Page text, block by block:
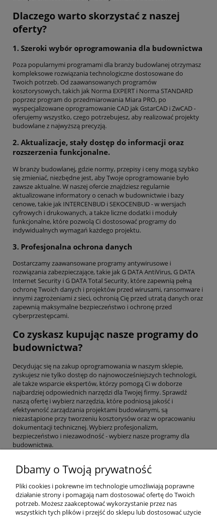
Dlaczego warto skorzystać z naszej
oferty?
1. Szeroki wybór oprogramowania dla budownictwa
Poza popularnymi programami dla branży budowlanej otrzymasz
kompleksowe rozwiązania technologiczne dostosowane do
Twoich potrzeb. Od zaawansowanych programów
kosztorysowych, takich jak Norma EXPERT i Norma STANDARD
poprzez program do przedmiarowania Miara PRO, po
wyspecjalizowane oprogramowanie CAD jak GstarCAD i ZwCAD -
oferujemy wszystko, czego potrzebujesz, aby realizować projekty
budowlane z najwyższą precyzją.
2. Aktualizacje, stały dostęp do informacji oraz
rozszerzenia funkcjonalne.
W branży budowlanej, gdzie normy, przepisy i ceny mogą szybko
się zmieniać, niezbędne jest, aby Twoje oprogramowanie było
zawsze aktualne. W naszej ofercie znajdziesz regularnie
aktualizowane informatory o cenach w budownictwie i bazy
cenowe, takie jak INTERCENBUD i SEKOCENBUD - w wersjach
cyfrowych i drukowanych, a także liczne dodatki i moduły
funkcjonalne, które pozwolą Ci dostosować programy do
indywidualnych wymagań każdego projektu.
3. Profesjonalna ochrona danych
Dostarczamy zaawansowane programy antywirusowe i
rozwiązania zabezpieczające, takie jak G DATA AntiVirus, G DATA
Internet Security i G DATA Total Security, które zapewnią pełną
ochronę Twoich danych i projektów przed wirusami, ransomware i
innymi zagrożeniami z sieci, ochronią Cię przed utratą danych oraz
zapewnią maksymalne bezpieczeństwo i ochronę przed
cyberprzestępcami.
Co zyskasz kupując nasze programy do
budownictwa?
Decydując się na zakup oprogramowania w naszym sklepie,
zyskujesz nie tylko dostęp do najnowocześniejszych technologii,
ale także wsparcie ekspertów, którzy pomogą Ci w doborze
najbardziej odpowiednich narzędzi dla Twojej firmy. Sprawdź
naszą ofertę i wybierz narzędzia, które podniosą jakość i
efektywność zarządzania projektami budowlanymi, są
niezastąpione przy tworzeniu kosztorysów oraz w opracowaniu
dokumentacji technicznej. Wybierz profesjonalizm,
bezpieczeństwo i niezawodność - wybierz nasze programy dla
budownictwa.
O nas
Dbamy o Twoją prywatność
Pliki cookies i pokrewne im technologie umożliwiają poprawne
działanie strony i pomagają nam dostosować ofertę do Twoich
potrzeb. Możesz zaakceptować wykorzystanie przez nas
wszystkich tych plików i przejść do sklepu lub dostosować użycie